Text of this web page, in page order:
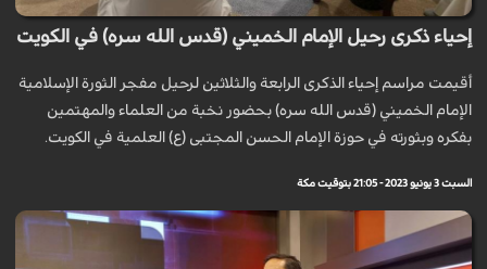
إحياء ذكرى رحيل الإمام الخميني (قدس الله سره) في الكويت
أقيمت مراسم إحياء الذكرى الرابعة والثلاثين لرحيل مفجر الثورة الإسلامية
الإمام الخميني (قدس الله سره) بحضور نخبة من العلماء والمهتمين
بفكره وبثورته في حوزة الإمام الحسن المجتبى (ع) العلمية في الكويت.
السبت 3 يونيو 2023 - 21:05 بتوقيت مكة